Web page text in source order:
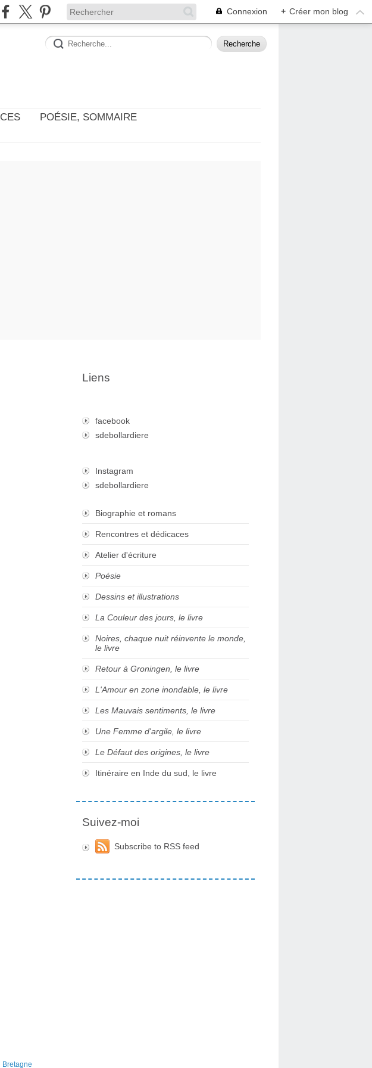
Connexion + Créer mon blog
POÉSIE, SOMMAIRE
Liens
facebook
sdebollardiere
Instagram
sdebollardiere
Biographie et romans
Rencontres et dédicaces
Atelier d'écriture
Poésie
Dessins et illustrations
La Couleur des jours, le livre
Noires, chaque nuit réinvente le monde,
le livre
Retour à Groningen, le livre
L'Amour en zone inondable, le livre
Les Mauvais sentiments, le livre
Une Femme d'argile, le livre
Le Défaut des origines, le livre
Itinéraire en Inde du sud, le livre
Suivez-moi
Subscribe to RSS feed